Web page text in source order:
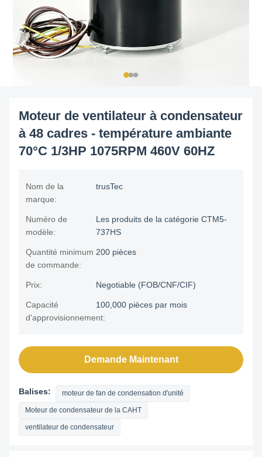
Moteur de ventilateur à condensateur
à 48 cadres - température ambiante
70°C 1/3HP 1075RPM 460V 60HZ
Nom de la
marque:
trusTec
Numéro de
modèle:
Les produits de la catégorie CTM5-
737HS
Quantité minimum
de commande:
200 pièces
Prix: Negotiable (FOB/CNF/CIF)
Capacité
d'approvisionnement:
100,000 pièces par mois
Demande Maintenant
Balises: moteur de fan de condensation d'unité
Moteur de condensateur de la CAHT
ventilateur de condensateur